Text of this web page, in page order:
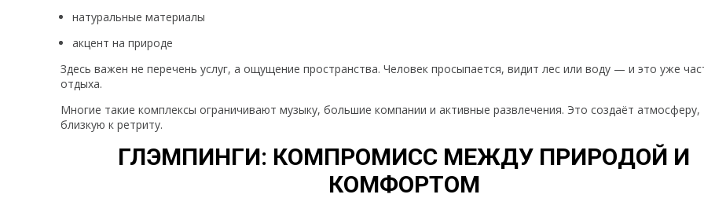
натуральные материалы
акцент на природе
Здесь важен не перечень услуг, а ощущение пространства. Человек просыпается, видит лес или воду — и это уже
отдыха.
Многие такие комплексы ограничивают музыку, большие компании и активные развлечения. Это создаёт атмосферу,
близкую к ретриту.
ГЛЭМПИНГИ: КОМПРОМИСС МЕЖДУ ПРИРОДОЙ И
КОМФОРТОМ